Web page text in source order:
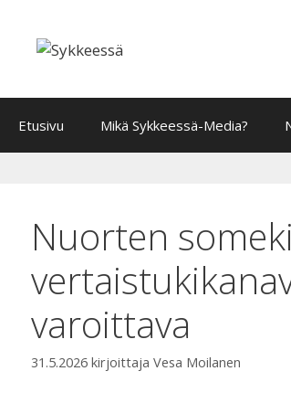
sisältöön
Etusivu Mikä Sykkeessä-Media?
Nuorten
varoittava
31.5.2026 kirjoittaja Vesa Moilanen